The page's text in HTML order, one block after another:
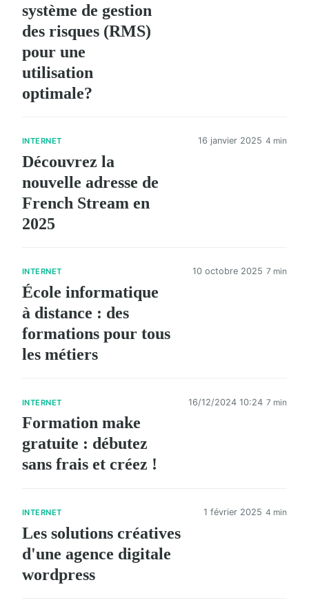
système de gestion
des risques (RMS)
pour une
utilisation
optimale?
INTERNET
Découvrez la
nouvelle adresse de
French Stream en
2025
16 janvier 2025 4 min
INTERNET
École informatique
à distance : des
formations pour tous
les métiers
10 octobre 2025 7 min
INTERNET
Formation make
gratuite : débutez
sans frais et créez !
16/12/2024 10:24 7 min
INTERNET
Les solutions créatives
d'une agence digitale
wordpress
1 février 2025 4 min